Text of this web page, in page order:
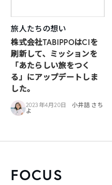
旅人たちの想い
株式会社TABIPPOはCIを
刷新して、ミッションを
「あたらしい旅をつく
る」にアップデートしま
した。
2023年4月20日
小井詰 さち
よ
FOCUS